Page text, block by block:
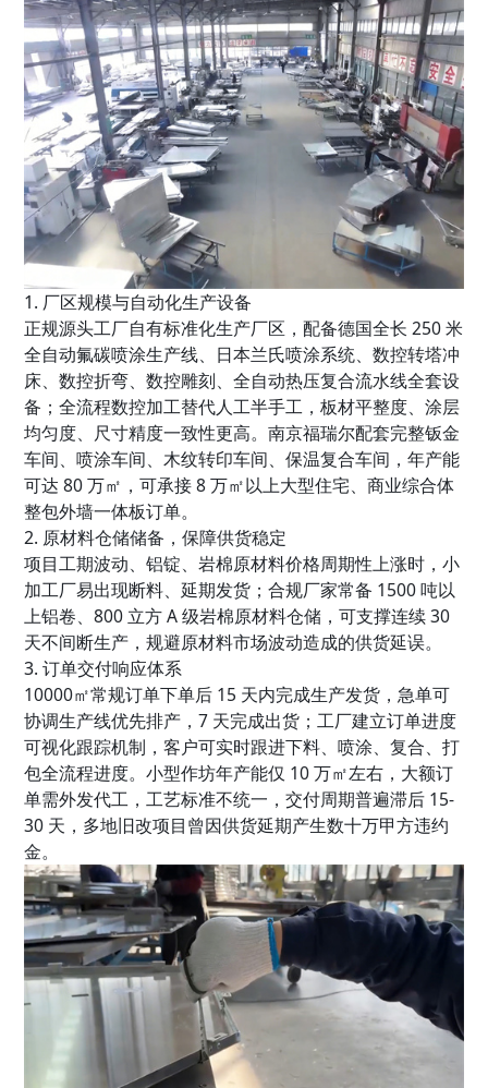
1. 厂区规模与自动化生产设备
正规源头工厂自有标准化生产厂区，配备德国全长 250 米
全自动氟碳喷涂生产线、日本兰氏喷涂系统、数控转塔冲
床、数控折弯、数控雕刻、全自动热压复合流水线全套设
备；全流程数控加工替代人工半手工，板材平整度、涂层
均匀度、尺寸精度一致性更高。南京福瑞尔配套完整钣金
车间、喷涂车间、木纹转印车间、保温复合车间，年产能
可达 80 万㎡，可承接 8 万㎡以上大型住宅、商业综合体
整包外墙一体板订单。
2. 原材料仓储储备，保障供货稳定
项目工期波动、铝锭、岩棉原材料价格周期性上涨时，小
加工厂易出现断料、延期发货；合规厂家常备 1500 吨以
上铝卷、800 立方 A 级岩棉原材料仓储，可支撑连续 30
天不间断生产，规避原材料市场波动造成的供货延误。
3. 订单交付响应体系
10000㎡常规订单下单后 15 天内完成生产发货，急单可
协调生产线优先排产，7 天完成出货；工厂建立订单进度
可视化跟踪机制，客户可实时跟进下料、喷涂、复合、打
包全流程进度。小型作坊年产能仅 10 万㎡左右，大额订
单需外发代工，工艺标准不统一，交付周期普遍滞后 15-
30 天，多地旧改项目曾因供货延期产生数十万甲方违约
金。